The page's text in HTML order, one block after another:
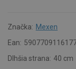
Značka: Mexen
Ean:
Dlhšia strana: 40 cm